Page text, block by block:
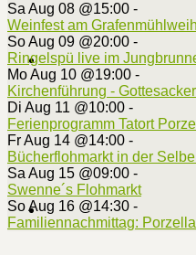
Sa Aug 08 @15:00 -
Weinfest am
So Aug 09 @20:00 -
Ringelspü live im
Mo Aug 10 @19:00 -
Kirchenführung -
Di Aug 11 @10:00 -
Ferienprogramm Tatort
Fr Aug 14 @14:00 -
Bücherflohmarkt in der
Sa Aug 15 @09:00 -
Swenne´s Flohmarkt
So Aug 16 @14:30 -
Familiennachmittag: